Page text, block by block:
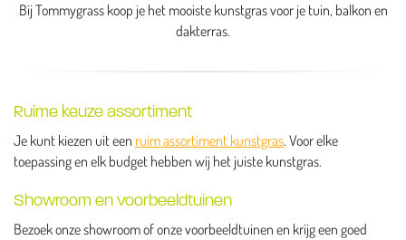
Bij Tommygrass koop je het mooiste kunstgras voor je tuin, balkon en
dakterras.
Ruime keuze assortiment
Je kunt kiezen uit een ruim assortiment kunstgras. Voor elke
toepassing en elk budget hebben wij het juiste kunstgras.
Showroom en voorbeeldtuinen
Bezoek onze showroom of onze voorbeeldtuinen en krijg een goed